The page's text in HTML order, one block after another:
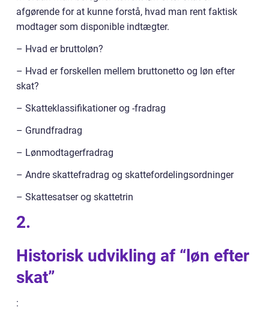
afgørende for at kunne forstå, hvad man rent faktisk
modtager som disponible indtægter.
– Hvad er bruttoløn?
– Hvad er forskellen mellem bruttonetto og løn efter
skat?
– Skatteklassifikationer og -fradrag
– Grundfradrag
– Lønmodtagerfradrag
– Andre skattefradrag og skattefordelingsordninger
– Skattesatser og skattetrin
2.
Historisk udvikling af “løn efter
skat”
: